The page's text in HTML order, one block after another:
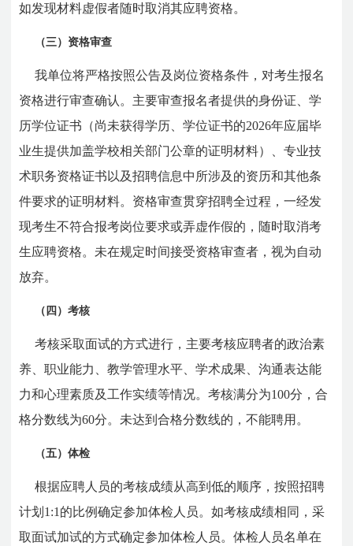
如发现材料虚假者随时取消其应聘资格。
（三）资格审查
我单位将严格按照公告及岗位资格条件，对考生报名
资格进行审查确认。主要审查报名者提供的身份证、学
历学位证书（尚未获得学历、学位证书的2026年应届毕
业生提供加盖学校相关部门公章的证明材料）、专业技
术职务资格证书以及招聘信息中所涉及的资历和其他条
件要求的证明材料。资格审查贯穿招聘全过程，一经发
现考生不符合报考岗位要求或弄虚作假的，随时取消考
生应聘资格。未在规定时间接受资格审查者，视为自动
放弃。
（四）考核
考核采取面试的方式进行，主要考核应聘者的政治素
养、职业能力、教学管理水平、学术成果、沟通表达能
力和心理素质及工作实绩等情况。考核满分为100分，合
格分数线为60分。未达到合格分数线的，不能聘用。
（五）体检
根据应聘人员的考核成绩从高到低的顺序，按照招聘
计划1:1的比例确定参加体检人员。如考核成绩相同，采
取面试加试的方式确定参加体检人员。体检人员名单在